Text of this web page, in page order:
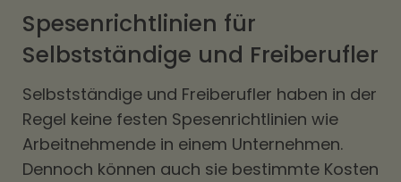
Spesenrichtlinien für
Selbstständige und Freiberufler
Selbstständige und Freiberufler haben in der
Regel keine festen Spesenrichtlinien wie
Arbeitnehmende in einem Unternehmen.
Dennoch können auch sie bestimmte Kosten